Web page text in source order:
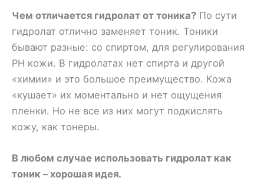
Чем отличается гидролат от тоника? По сути
гидролат отлично заменяет тоник. Тоники
бывают разные: со спиртом, для регулирования
PH кожи. В гидролатах нет спирта и другой
«химии» и это большое преимущество. Кожа
«кушает» их моментально и нет ощущения
пленки. Но не все из них могут подкислять
кожу, как тонеры.
В любом случае использовать гидролат как
тоник – хорошая идея.